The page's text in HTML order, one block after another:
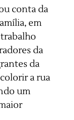
conta da
em
da
da
a rua
um